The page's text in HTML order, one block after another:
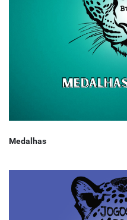
Medalhas